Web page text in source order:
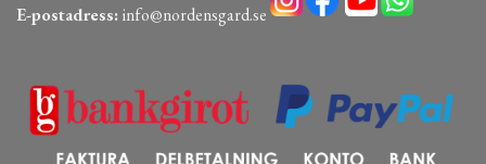
E-postadress: info@nordensgard.se